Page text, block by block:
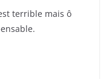
terrible mais ô